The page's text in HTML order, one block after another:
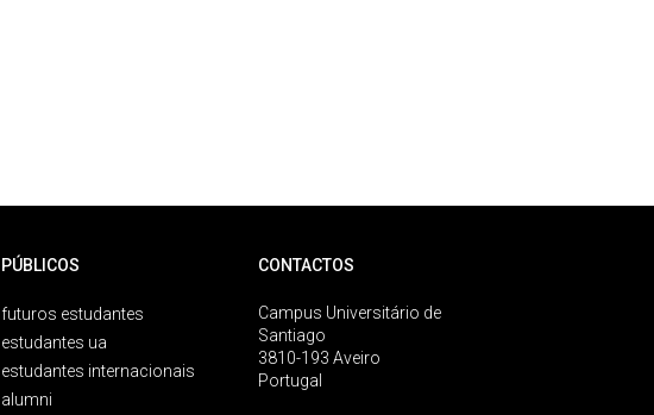
PÚBLICOS
futuros estudantes
estudantes ua
estudantes internacionais
alumni
CONTACTOS
Campus Universitário de
Santiago
3810-193 Aveiro
Portugal